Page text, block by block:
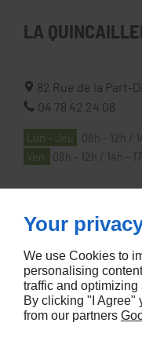
LA
82 Rue de la Part-
04 78 42 24 08
Lun - Jeu
Ven
08h - 12h / 14h -
À PROPOS
Accueil
Contactez-nous
Mentions légales
Plan du site
Your
We use Cookies to
personalising
traffic and
By clicking "I Agree"
from our partners